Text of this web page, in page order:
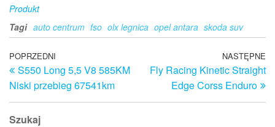
Produkt
Tagi auto centrum fso olx legnica opel antara skoda suv
Nawigacja
wpisu
Poprzedni
wpis
POPRZEDNI
S550 Long 5,5 V8 585KM
Niski przebieg 67541km
NASTĘPNE
Fly Racing Kinetic Straight
Edge Corss Enduro
Szukaj